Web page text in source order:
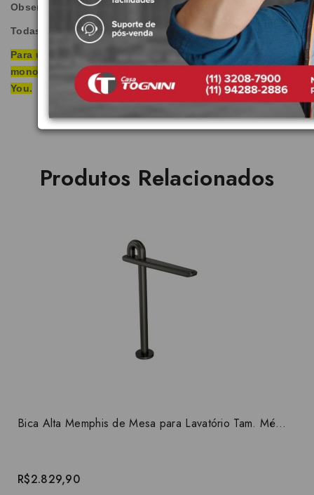
Observações:
Todas as imagens são meramente ilustrativas.
Para utilização da bica necessário acionamento
monocomando ou misturador ou torneira da linha Deca
You.
Produtos Relacionados
Bica Alta Memphis de Mesa para Lavatório Tam. Médio Dark Antracite Deca You 1791.GF107.MT
R$2.829,90